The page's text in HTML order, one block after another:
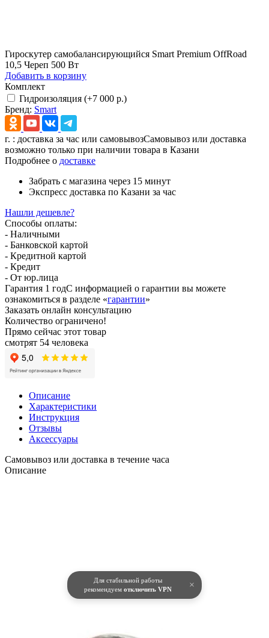
Для стабильной работы
рекомендуем отключить VPN ×
Гироскутер самобалансирующийся Smart Premium OffRoad
10,5 Череп 500 Вт
Добавить в корзину
Комплект
Гидроизоляция (+7 000 р.)
Бренд: Smart
г. : доставка за час или самовывозСамовывоз или доставка
возможно только при наличии товара в Казани
Подробнее о доставке
Забрать с магазина через 15 минут
Экспресс доставка по Казани за час
Нашли дешевле?
Способы оплаты:
- Наличными
- Банковской картой
- Кредитной картой
- Кредит
- От юр.лица
Гарантия 1 годС информацией о гарантии вы можете
ознакомиться в разделе «гарантии»
Заказать онлайн консультацию
Количество ограничено!
Прямо сейчас этот товар
смотрят 54 человека
Описание
Характеристики
Инструкция
Отзывы
Аксессуары
Самовывоз или доставка в течение часа
Описание